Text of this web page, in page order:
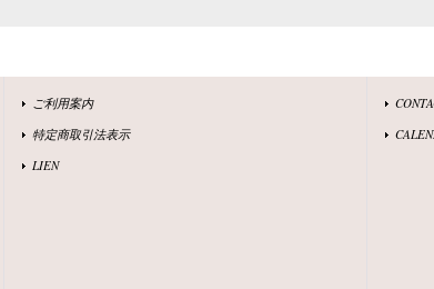
ご利用案内
特定商取引法表示
LIEN